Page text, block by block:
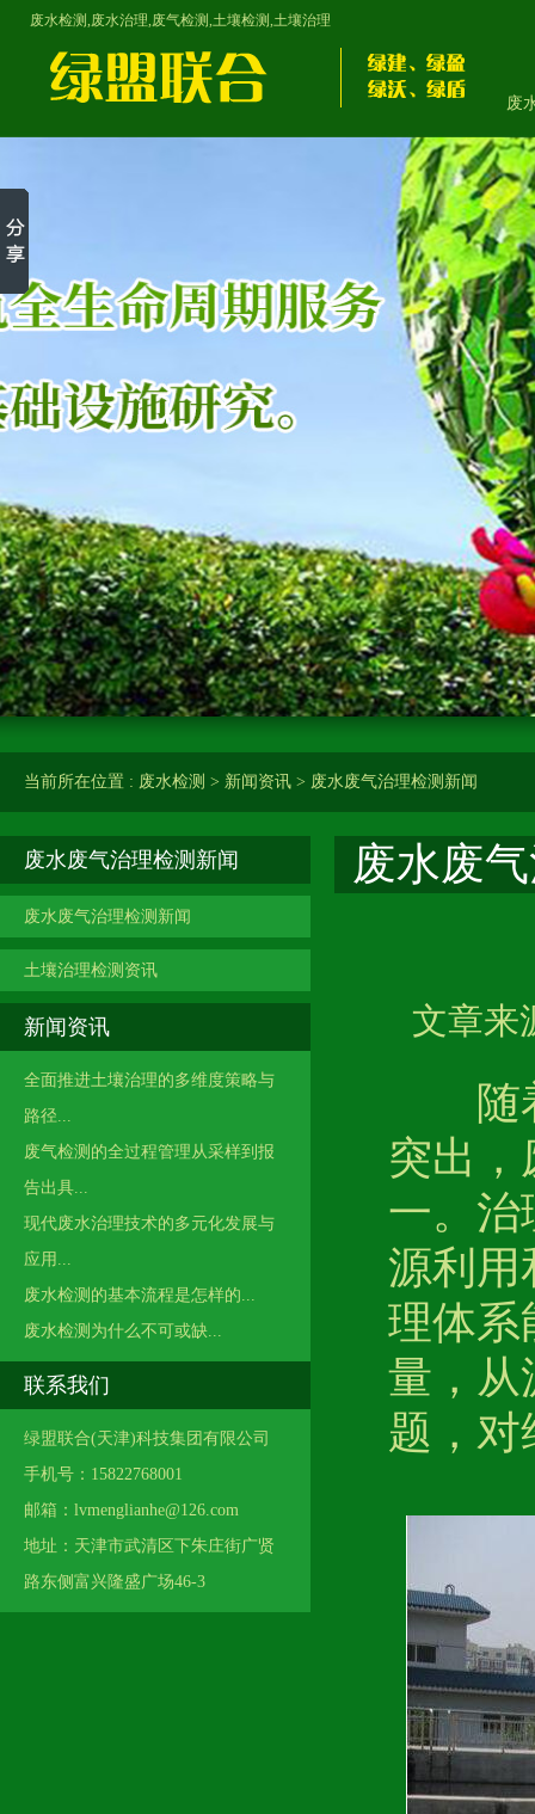
废水检测,废水治理,废气检测,土壤检测,土壤治理
废
当前所在位置 : 废水检测 > 新闻资讯 > 废水废气治理检测新闻
废水废气治理检测新闻
废水废气治理检测新闻
土壤治理检测资讯
新闻资讯
全面推进土壤治理的多维度策略与
路径...
废气检测的全过程管理从采样到报
告出具...
现代废水治理技术的多元化发展与
应用...
废水检测的基本流程是怎样的...
废水检测为什么不可或缺...
联系我们
绿盟联合(天津)科技集团有限公司
手机号：15822768001
邮箱：lvmenglianhe@126.com
地址：天津市武清区下朱庄街广贤
路东侧富兴隆盛广场46-3
废水废
文章
随着
突出，
一。治
源利用
理体系
量，从
题，对